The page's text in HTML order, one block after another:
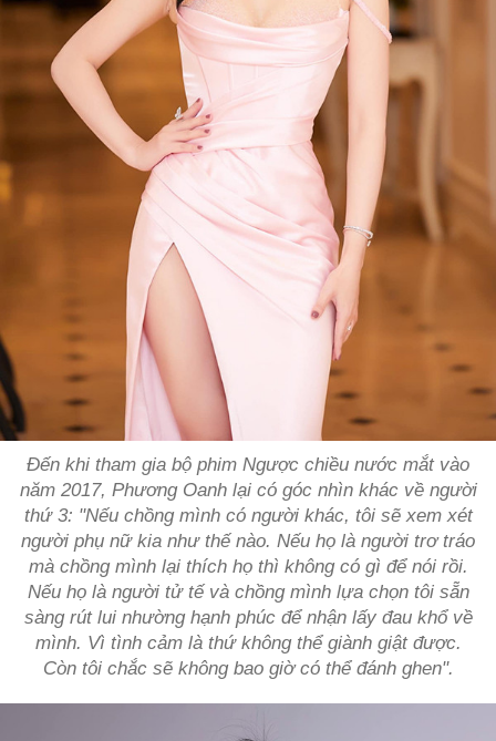
Đến khi tham gia bộ phim Ngược chiều nước mắtvào
năm 2017, Phương Oanh lại có góc nhìn khác về người
thứ 3: "Nếu chồng mình có người khác, tôi sẽ xem xét
người phụ nữ kia như thế nào. Nếu họ là người trơ tráo
mà chồng mình lại thích họ thì không có gì để nói rồi.
Nếu họ là người tử tế và chồng mình lựa chọn tôi sẵn
sàng rút lui nhường hạnh phúc để nhận lấy đau khổ về
mình. Vì tình cảm là thứ không thể giành giật được.
Còn tôi chắc sẽ không bao giờ có thể đánh ghen".